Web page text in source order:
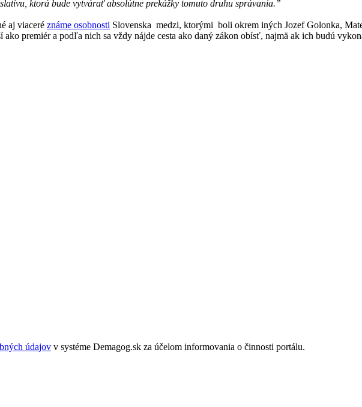
ktorá bude vytvárať absolútne prekážky tomuto druhu správania.’’
aj viaceré známe osobnosti Slovenska medzi, ktorými boli okrem iných Jozef Golonka,
ako premiér a podľa nich sa vždy nájde cesta ako daný zákon obísť, najmä ak ich budú
údajov v systéme Demagog.sk za účelom informovania o činnosti portálu.